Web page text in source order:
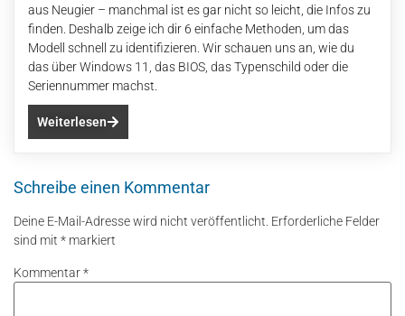
aus Neugier – manchmal ist es gar nicht so leicht, die Infos zu
finden. Deshalb zeige ich dir 6 einfache Methoden, um das
Modell schnell zu identifizieren. Wir schauen uns an, wie du
das über Windows 11, das BIOS, das Typenschild oder die
Seriennummer machst.
Weiterlesen
Schreibe einen Kommentar
Deine E-Mail-Adresse wird nicht veröffentlicht. Erforderliche Felder
sind mit * markiert
Kommentar*